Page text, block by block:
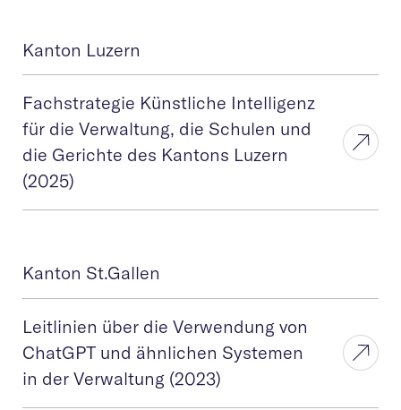
Kanton Luzern
Fachstrategie Künstliche Intelligenz
für die Verwaltung, die Schulen und
die Gerichte des Kantons Luzern
(2025)
Kanton St.Gallen
Leitlinien über die Verwendung von
ChatGPT und ähnlichen Systemen
in der Verwaltung (2023)